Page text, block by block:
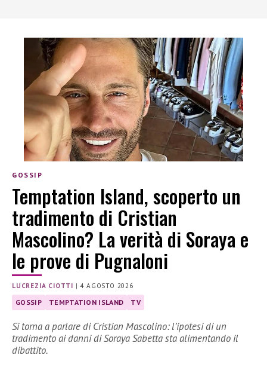
GOSSIP
Temptation Island, scoperto un
tradimento di Cristian
Mascolino? La verità di Soraya e
le prove di Pugnaloni
LUCREZIA CIOTTI |4 AGOSTO 2026
GOSSIP TEMPTATION ISLAND TV
Si torna a parlare di Cristian Mascolino: l’ipotesi di un
tradimento ai danni di Soraya Sabetta sta alimentando il
dibattito.